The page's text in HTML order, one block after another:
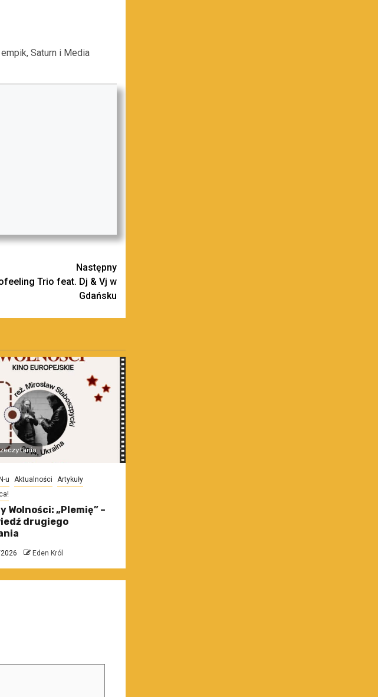
Saturn i Media
Następny
Trio feat. Dj & Vj w
Gdańsku
u Aktualności
Artykuły
Wolności: „Plemię” –
drugiego
Eden Król